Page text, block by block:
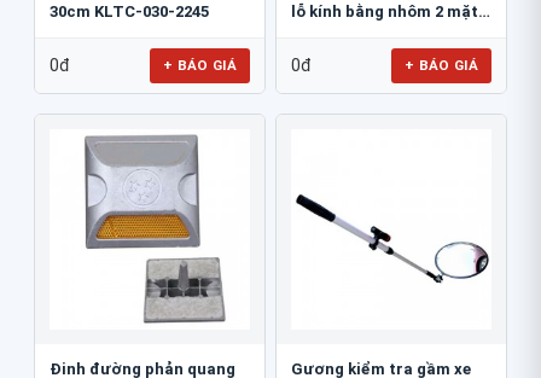
30cm KLTC-030-2245
0đ + BÁO GIÁ
lỗ kính bằng nhôm 2 mặt
0đ + BÁO GIÁ
Đinh đường phản quang
Gương kiểm tra gầm xe